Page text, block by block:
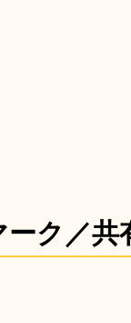
ク／共